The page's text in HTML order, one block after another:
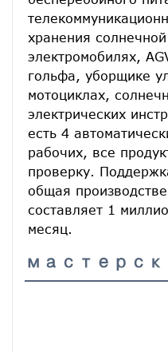
хранения солнечной
электромобилях,
гольфа, уборщике
мотоциклах,
электрических
есть 4
рабочих, все
проверку.
общая
составляет 1
месяц.